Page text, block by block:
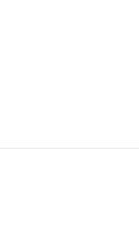
Bagayoko visé